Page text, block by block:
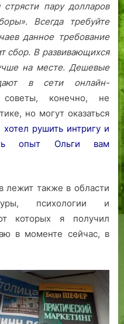
пару долларов
Всегда требуйте
данное требование
сбор. В развивающихся
на месте. Дешевые
в сети онлайн-
конечно, не
но могут оказаться
рушить интригу и
опыт Ольги вам
лежит также в области
психологии и
которых я получил
в моменте сейчас, в